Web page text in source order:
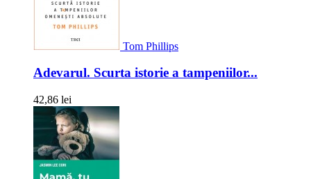
Tom Phillips
Adevarul. Scurta istorie a tampeniilor...
42,86 lei